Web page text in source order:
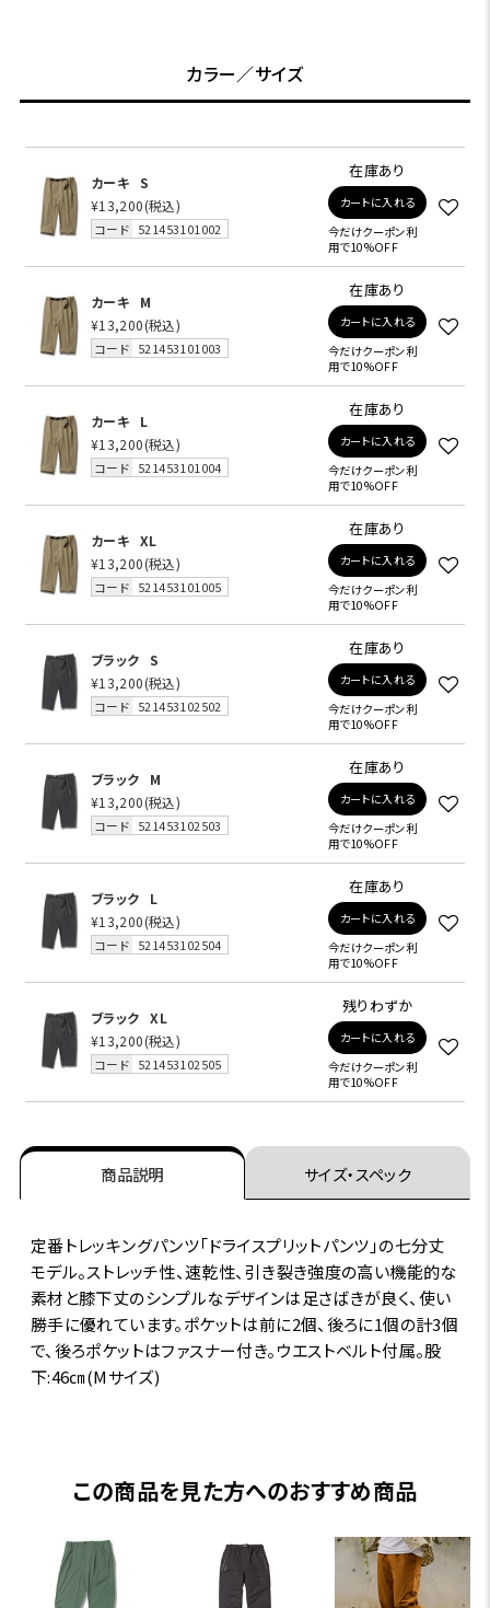
カラー／サイズ
カーキ S
¥13,200(税込)
コード 521453101002
在庫あり
カートに入れる
今だけクーポン利
用で10%OFF
カーキ
M
¥13,200(税込)
コード 521453101003
在庫あり
カートに入れる
今だけクーポン利
用で10%OFF
カーキ
L
¥13,200(税込)
コード 521453101004
在庫あり
カートに入れる
今だけクーポン利
用で10%OFF
カーキ XL
¥13,200(税込)
コード 521453101005
在庫あり
カートに入れる
今だけクーポン利
用で10%OFF
ブラック
S
¥13,200(税込)
コード 521453102502
在庫あり
カートに入れる
今だけクーポン利
用で10%OFF
ブラック
M
¥13,200(税込)
コード 521453102503
在庫あり
カートに入れる
今だけクーポン利
用で10%OFF
ブラック
L
¥13,200(税込)
コード 521453102504
在庫あり
カートに入れる
今だけクーポン利
用で10%OFF
ブラック
XL
¥13,200(税込)
コード 521453102505
残りわずか
カートに入れる
今だけクーポン利
用で10%OFF
商品説明 サイズ・スペック
定番トレッキングパンツ「ドライスプリットパンツ」の七分丈
モデル。ストレッチ性、速乾性、引き裂き強度の高い機能的な
素材と膝下丈のシンプルなデザインは足さばきが良く、使い
勝手に優れています。ポケットは前に2個、後ろに1個の計3個
で、後ろポケットはファスナー付き。ウエストベルト付属。股
下:46㎝(Mサイズ)
この商品を見た方へのおすすめ商品